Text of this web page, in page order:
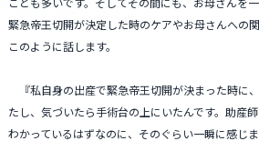
緊急帝王切開が決定した時のケアやお母さんへの
このように話します。
『私自身の出産で緊急帝王切開が決まった時に
たし、気づいたら手術台の上にいたんです。助産
わかっているはずなのに、そのぐらい一瞬に感じ